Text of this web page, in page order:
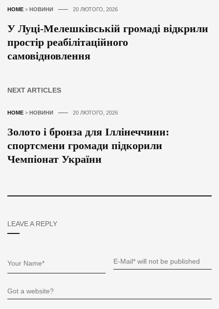
HOME > НОВИНИ 20 ЛЮТОГО, 2026
У Луці-Мелешківській громаді відкрили
простір реабілітаційного
самовідновлення
NEXT ARTICLES
HOME > НОВИНИ 20 ЛЮТОГО, 2026
Золото і бронза для Іллінеччини:
спортсмени громади підкорили
Чемпіонат України
LEAVE A REPLY